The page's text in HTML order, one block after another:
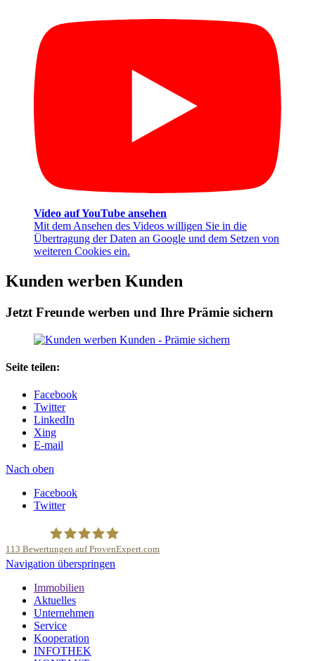
Video auf YouTube ansehen
Mit dem Ansehen des Videos willigen Sie in die
Übertragung der Daten an Google und dem Setzen von
weiteren Cookies ein.
Kunden werben Kunden
Jetzt Freunde werben und Ihre Prämie sichern
Seite teilen:
Facebook
Twitter
LinkedIn
Xing
E-mail
Nach oben
Facebook
Twitter
113 Bewertungen auf ProvenExpert.com
Navigation überspringen
Immobilien
Aktuelles
Unternehmen
Service
Kooperation
INFOTHEK